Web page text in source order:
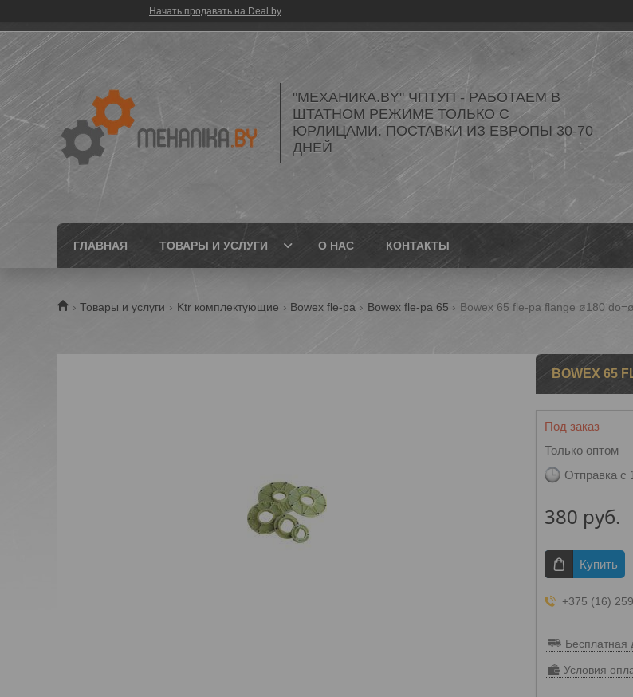
Начать продавать на Deal.by
"МЕХАНИКА.BY" ЧПТУП - РАБОТАЕМ В
ШТАТНОМ РЕЖИМЕ ТОЛЬКО С
ЮРЛИЦАМИ. ПОСТАВКИ ИЗ ЕВРОПЫ 30-70
ДНЕЙ
ГЛАВНАЯ ТОВАРЫ И УСЛУГИ О НАС КОНТАКТЫ
Товары и услуги Ktr комплектующие Bowex fle-pa Bowex fle-pa 65 Bowex 65 fle-pa flange ø180
BOWEX 65
Под заказ
Только оптом
Отправка с
380 руб.
Купить
+375 (16)
Бесплатная
Условия